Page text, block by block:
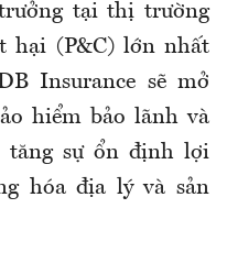
tại thị trường
hại (P&C) lớn nhất
Insurance sẽ mở
hiểm bảo lãnh và
tăng sự ổn định lợi
hóa địa lý và sản